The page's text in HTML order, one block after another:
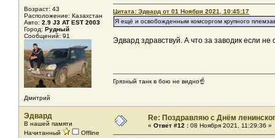
Возраст: 43
Расположение: Казахстан
Авто: 2.9 J3 AT EST 2003
Город: Рудный
Сообщений: 91
Дмитрий
Цитата: Эдвард от 01 Ноября 2021, 10:45:17
Я ещё и освобожденным комсоргом крупного
Эдвард здравствуй. А что за заводик если не
Грязный танк в бою не видно☝️
Эдвард
В нашей памяти
Начитанный
Offline
Re: Поздравляю с Днём
« Ответ #12 : 08 Ноября 2021, 11:29:36 »